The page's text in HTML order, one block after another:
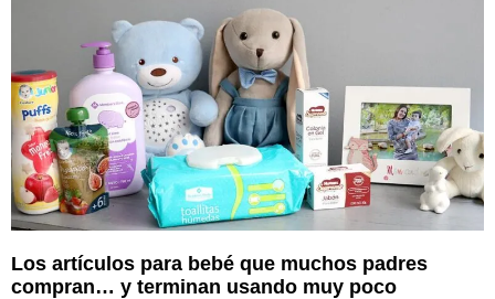
Los artículos para bebé que muchos padres
compran… y terminan usando muy poco